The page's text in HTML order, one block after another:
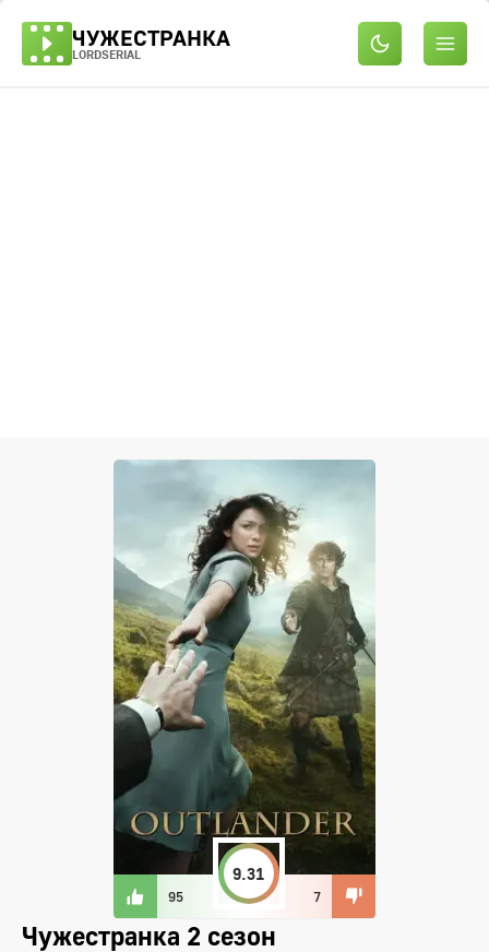
ЧУЖЕСТРАНКА
LORDSERIAL
95
9.31
7
Чужестранка 2 сезон